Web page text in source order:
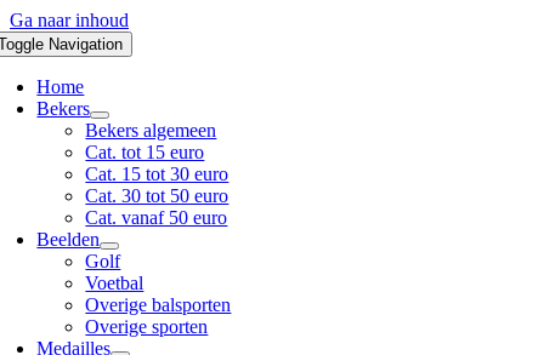
Ga naar inhoud
Navigation
Home
Bekers
Bekers algemeen
Cat. tot 15 euro
Cat. 15 tot 30 euro
Cat. 30 tot 50 euro
Cat. vanaf 50 euro
Beelden
Golf
Voetbal
Overige balsporten
Overige sporten
Medailles